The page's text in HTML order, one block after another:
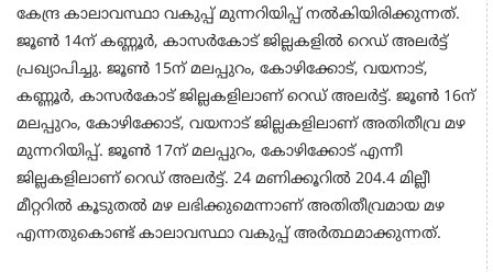
കേന്ദ്ര കാലാവസ്ഥാ വകുപ്പ് മുന്നറിയിപ്പ് നല്‍കിയിരിക്കുന്നത്.
ജൂണ്‍ 14ന് കണ്ണൂർ, കാസർകോട് ജില്ലകളിൽ റെഡ് അലർട്ട്
പ്രഖ്യാപിച്ചു. ജൂണ്‍ 15ന് മലപ്പുറം, കോഴിക്കോട്, വയനാട്,
കണ്ണൂർ, കാസർകോട് ജില്ലകളിലാണ് റെഡ് അലർട്ട്. ജൂണ്‍ 16ന്
മലപ്പുറം, കോഴിക്കോട്, വയനാട് ജില്ലകളിലാണ് അതിതീവ്ര മഴ
മുന്നറിയിപ്പ്. ജൂണ്‍ 17ന് മലപ്പുറം, കോഴിക്കോട് എന്നീ
ജില്ലകളിലാണ് റെഡ് അലർട്ട്. 24 മണിക്കൂറിൽ 204.4 മില്ലീ
മീറ്ററിൽ കൂടുതൽ മഴ ലഭിക്കുമെന്നാണ് അതിതീവ്രമായ മഴ
എന്നതുകൊണ്ട് കാലാവസ്ഥാ വകുപ്പ് അർത്ഥമാക്കുന്നത്.